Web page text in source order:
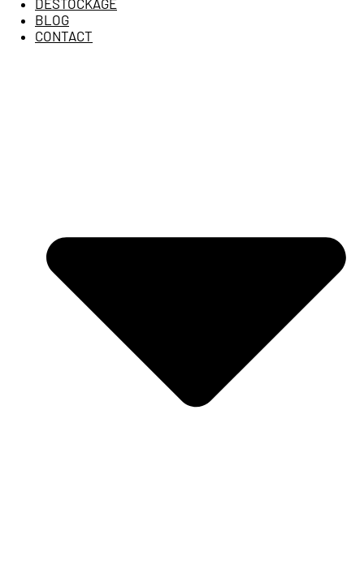
DÉSTOCKAGE
BLOG
CONTACT